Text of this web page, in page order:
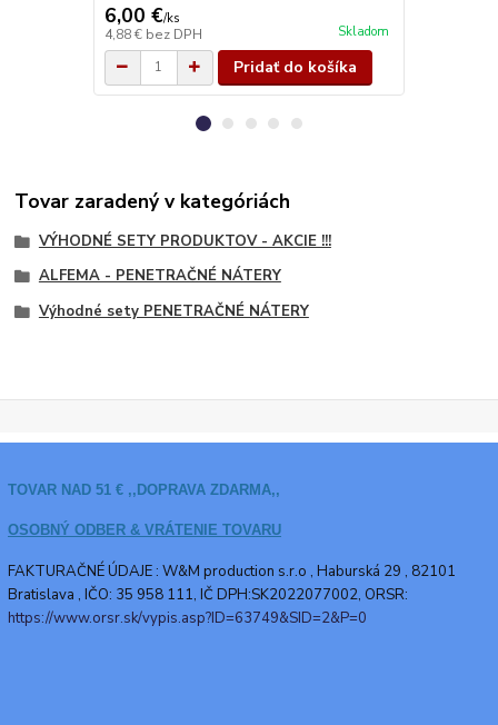
6,00 €/ks
4,88 € bez DPH Skladom
Pridať do košíka
Tovar zaradený v kategóriách
VÝHODNÉ SETY PRODUKTOV - AKCIE !!!
ALFEMA - PENETRAČNÉ NÁTERY
Výhodné sety PENETRAČNÉ NÁTERY
TOVAR NAD 51 € ,,DOPRAVA ZDARMA,,
OSOBNÝ ODBER & VRÁTENIE TOVARU
FAKTURAČNÉ ÚDAJE : W&M production s.r.o , Haburská 29 , 82101
Bratislava , IČO: 35 958 111, IČ DPH:SK2022077002, ORSR:
https://www.orsr.sk/vypis.asp?ID=63749&SID=2&P=0